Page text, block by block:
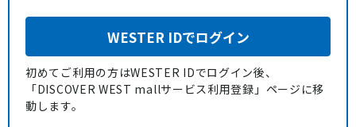
WESTER IDでログイン
初めてご利用の方はWESTER IDでログイン後、
「DISCOVER WEST mallサービス利用登録」ページに移
動します。